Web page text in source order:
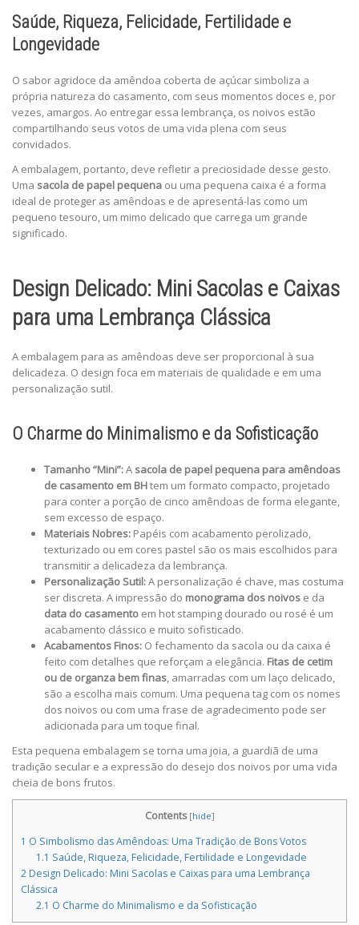
Saúde, Riqueza, Felicidade, Fertilidade e
Longevidade
O sabor agridoce da amêndoa coberta de açúcar simboliza a
própria natureza do casamento, com seus momentos doces e, por
vezes, amargos. Ao entregar essa lembrança, os noivos estão
compartilhando seus votos de uma vida plena com seus
convidados.
A embalagem, portanto, deve refletir a preciosidade desse gesto.
Uma sacola de papel pequena ou uma pequena caixa é a forma
ideal de proteger as amêndoas e de apresentá-las como um
pequeno tesouro, um mimo delicado que carrega um grande
significado.
Design Delicado: Mini Sacolas e Caixas
para uma Lembrança Clássica
A embalagem para as amêndoas deve ser proporcional à sua
delicadeza. O design foca em materiais de qualidade e em uma
personalização sutil.
O Charme do Minimalismo e da Sofisticação
Tamanho “Mini”:A sacola de papel pequena para amêndoas
de casamento em BHtem um formato compacto, projetado
para conter a porção de cinco amêndoas de forma elegante,
sem excesso de espaço.
Materiais Nobres: Papéis com acabamento perolizado,
texturizado ou em cores pastel são os mais escolhidos para
transmitir a delicadeza da lembrança.
Personalização Sutil:A personalização é chave, mas costuma
ser discreta. A impressão do monograma dos noivos e da
data do casamento em hot stamping dourado ou rosé é um
acabamento clássico e muito sofisticado.
Acabamentos Finos: O fechamento da sacola ou da caixa é
feito com detalhes que reforçam a elegância. Fitas de cetim
ou de organza bem finas , amarradas com um laço delicado,
são a escolha mais comum. Uma pequena tag com os nomes
dos noivos ou com uma frase de agradecimento pode ser
adicionada para um toque final.
Esta pequena embalagem se torna uma joia, a guardiã de uma
tradição secular e a expressão do desejo dos noivos por uma vida
cheia de bons frutos.
Contents [hide]
1 O Simbolismo das Amêndoas: Uma Tradição de Bons Votos
1.1 Saúde, Riqueza, Felicidade, Fertilidade e Longevidade
2 Design Delicado: Mini Sacolas e Caixas para uma Lembrança
Clássica
2.1 O Charme do Minimalismo e da Sofisticação